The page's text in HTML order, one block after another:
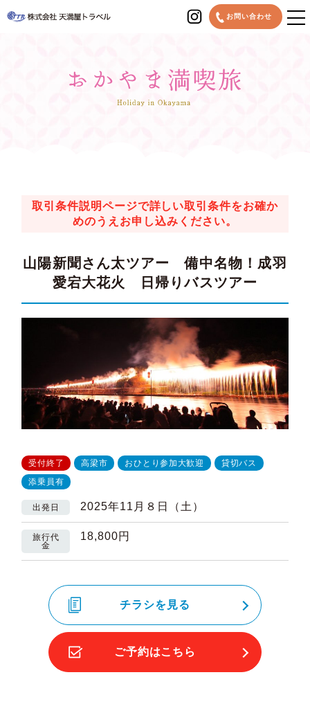
お問い合わせ
MENU
取引条件説明ページで詳しい取引条件をお確か
めのうえお申し込みください。
山陽新聞さん太ツアー 備中名物！成羽
愛宕大花火 日帰りバスツアー
受付終了 高梁市 おひとり参加大歓迎
貸切バス
添乗員有
出発日 2025年11月８日（土）
旅行代
金
18,800円
チラシを見る
ご予約はこちら